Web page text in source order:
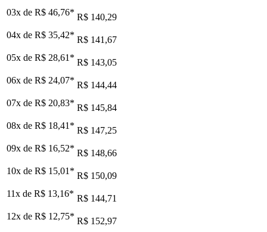
03x de R$ 46,76* R$ 140,29
04x de R$ 35,42* R$ 141,67
05x de R$ 28,61 * R$ 143,05
06x de R$ 24,07* R$ 144,44
07x de R$ 20,83* R$ 145,84
08x de R$ 18,41 * R$ 147,25
09x de R$ 16,52* R$ 148,66
10x de R$ 15,01 * R$ 150,09
11x de R$ 13,16* R$ 144,71
12x de R$ 12,75* R$ 152,97